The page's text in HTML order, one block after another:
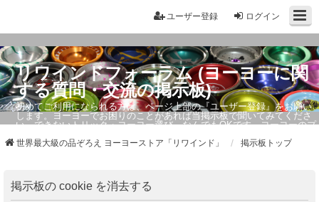
ログイン
ユーザー登録
リワインドフォーラム (ヨーヨーに関
する質問・交流の掲示板)
初めてご利用になられる方は、ページ上部の『ユーザー登録』をお願い
します。ヨーヨーでお困りのことがあれば当掲示板で聞いてみてくださ
い。できないトリック・ヨーヨー選び、なんでもOKです。ヨーヨーのプ
世界最大級の品ぞろえ ヨーヨーストア「リワインド」 掲示板トップ
掲示板の cookie を消去する